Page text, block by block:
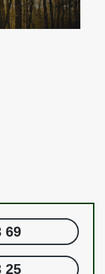
69
25